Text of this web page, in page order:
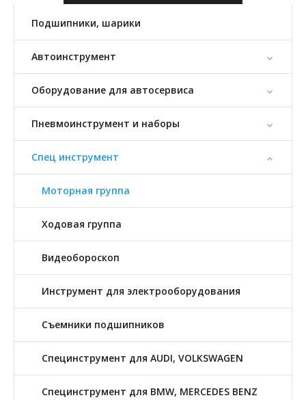
Подшипники, шарики
Автоинструмент
Оборудование для автосервиса
Пневмоинструмент и наборы
Спец инструмент
Моторная группа
Ходовая группа
Видеобороскоп
Инструмент для электрооборудования
Съемники подшипников
Специнструмент для AUDI, VOLKSWAGEN
Специнструмент для BMW, MERCEDES BENZ